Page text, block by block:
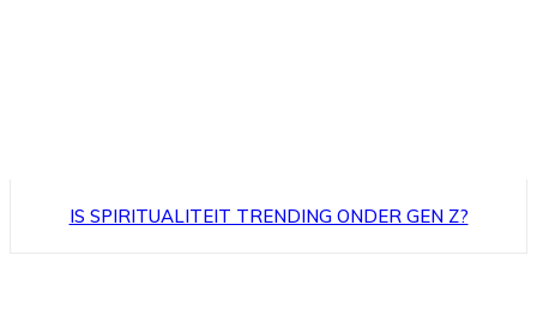
IS SPIRITUALITEIT TRENDING ONDER GEN Z?